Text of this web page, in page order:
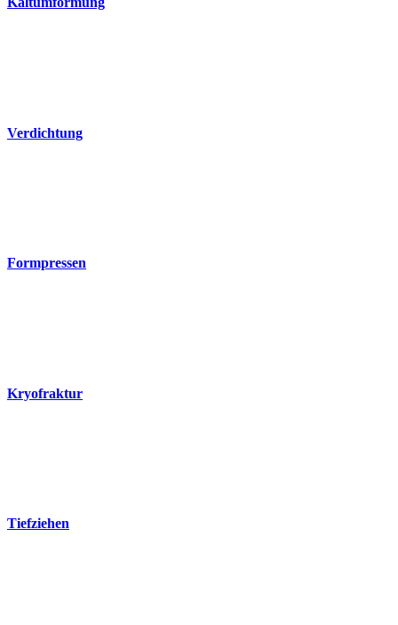
Verdichtung
Formpressen
Kryofraktur
Tiefziehen